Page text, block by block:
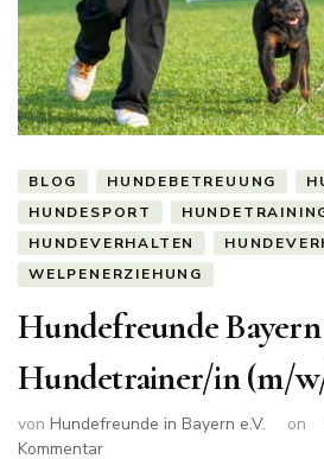
BLOG HUNDEBETREUUNG
HUNDESPORT
HUNDEVERHALTEN
WELPENERZIEHUNG
Hundefreunde Bayern
Hundetrainer/in (m/
von Hundefreunde in Bayern e.V. on
Kommentarzu